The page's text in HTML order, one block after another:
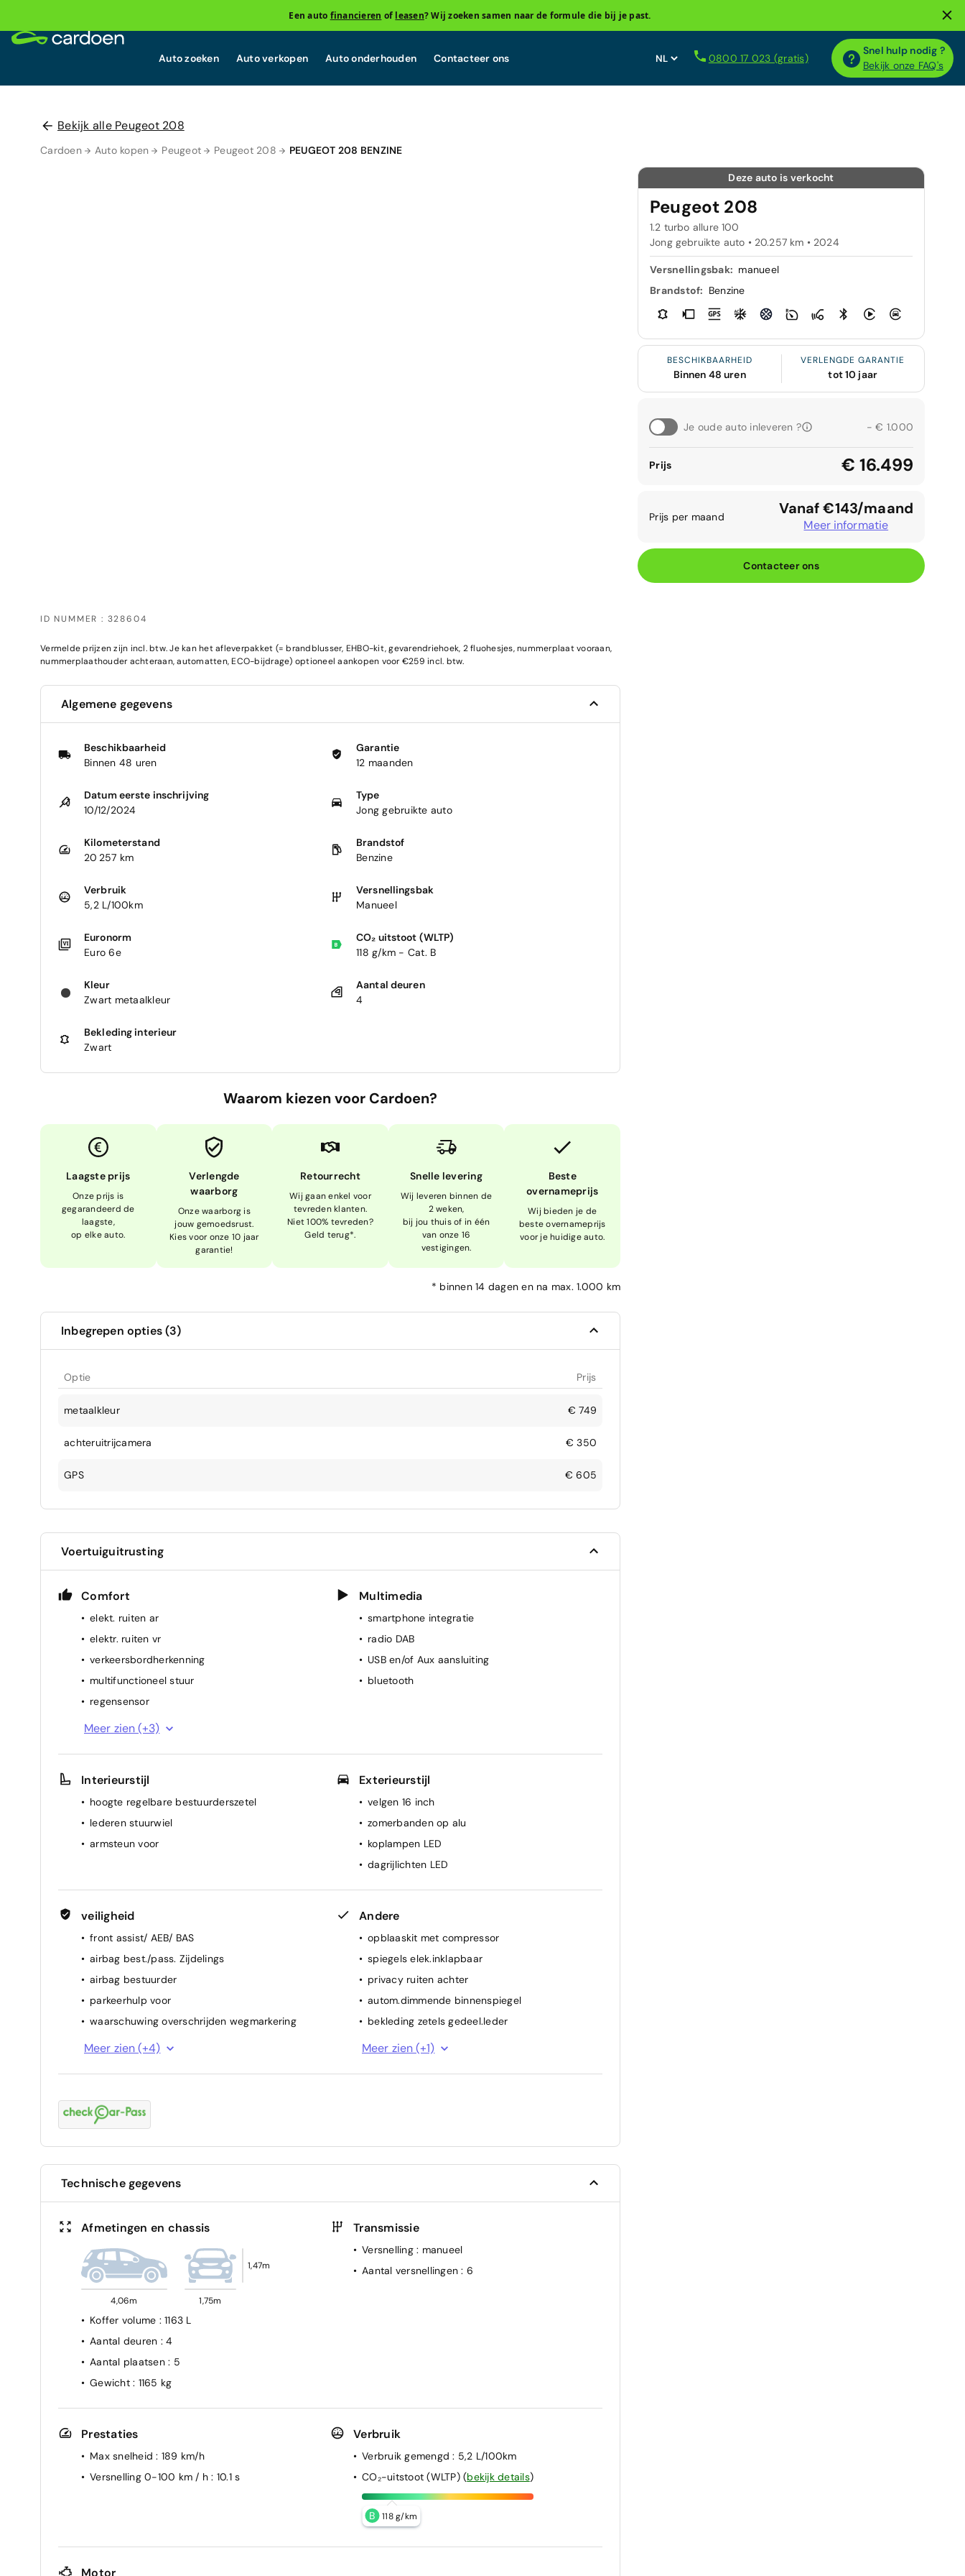
Een auto financieren of leasen? Wij zoeken samen naar de formule die bij je past.
Auto zoeken Auto verkopen Auto onderhouden Contacteer ons 0800 17 023 (gratis)
Snel hulp nodig ?
Bekijk onze FAQ's
Bekijk alle Peugeot 208
Cardoen Auto kopen Peugeot Peugeot 208 PEUGEOT 208 BENZINE
ID NUMMER : 328604
Deze auto is verkocht
Peugeot 208
1.2 turbo allure 100
Jong gebruikte auto • 20.257 km • 2024
Versnellingsbak: manueel
Brandstof: Benzine
BESCHIKBAARHEID
Binnen 48 uren
VERLENGDE GARANTIE
tot 10 jaar
Je oude auto inleveren ? - € 1.000
Prijs € 16.499
Prijs per maand Vanaf €143/maand
Meer informatie
Contacteer ons
Vermelde prijzen zijn incl. btw. Je kan het afleverpakket (= brandblusser, EHBO-kit, gevarendriehoek, 2 fluohesjes, nummerplaat vooraan,
nummerplaathouder achteraan, automatten, ECO-bijdrage) optioneel aankopen voor €259 incl. btw.
Algemene gegevens
Beschikbaarheid
Binnen 48 uren
Garantie
12 maanden
Datum eerste inschrijving
10/12/2024
Type
Jong gebruikte auto
Kilometerstand
20 257 km
Brandstof
Benzine
Verbruik
5,2 L/100km
Versnellingsbak
Manueel
Euronorm
Euro 6e
CO₂ uitstoot (WLTP)
118 g/km - Cat. B
Kleur
Zwart metaalkleur
Aantal deuren
4
Bekleding interieur
Zwart
Waarom kiezen voor Cardoen?
Laagste prijs
Onze prijs is
gegarandeerd de
laagste,
op elke auto.
Verlengde
waarborg
Onze waarborg is
jouw gemoedsrust.
Kies voor onze 10 jaar
garantie!
Retourrecht
Wij gaan enkel voor
tevreden klanten.
Niet 100% tevreden?
Geld terug*.
Snelle levering
Wij leveren binnen de
2 weken,
bij jou thuis of in één
van onze 16
vestigingen.
Beste
overnameprijs
Wij bieden je de
beste overnameprijs
voor je huidige auto.
* binnen 14 dagen en na max. 1.000 km
Inbegrepen opties (3)
Optie Prijs
metaalkleur € 749
achteruitrijcamera € 350
GPS € 605
Voertuiguitrusting
Comfort
elekt. ruiten ar
elektr. ruiten vr
verkeersbordherkenning
multifunctioneel stuur
regensensor
spiegel(s) elektr.
Meer zien (+3)
Multimedia
smartphone integratie
radio DAB
USB en/of Aux aansluiting
bluetooth
Interieurstijl
hoogte regelbare bestuurderszetel
lederen stuurwiel
armsteun voor
Exterieurstijl
velgen 16 inch
zomerbanden op alu
koplampen LED
dagrijlichten LED
veiligheid
front assist/ AEB/ BAS
airbag best./pass. Zijdelings
airbag bestuurder
parkeerhulp voor
waarschuwing overschrijden wegmarkering
attention assist (vermoeidheidssensor)
ABS
Meer zien (+4)
Andere
opblaaskit met compressor
spiegels elek.inklapbaar
privacy ruiten achter
autom.dimmende binnenspiegel
bekleding zetels gedeel.leder
parkeerhulp achter
Meer zien (+1)
Technische gegevens
Afmetingen en chassis
4,06m 1,75m
1,47m
Koffer volume : 1163 L
Aantal deuren : 4
Aantal plaatsen : 5
Gewicht : 1165 kg
Transmissie
Versnelling : manueel
Aantal versnellingen: 6
Prestaties
Max snelheid: 189 km/h
Versnelling 0-100 km / h: 10.1 s
Verbruik
Verbruik gemengd: 5,2 L/100km
CO₂-uitstoot (WLTP) (bekijk details)
B 118 g/km
Motor